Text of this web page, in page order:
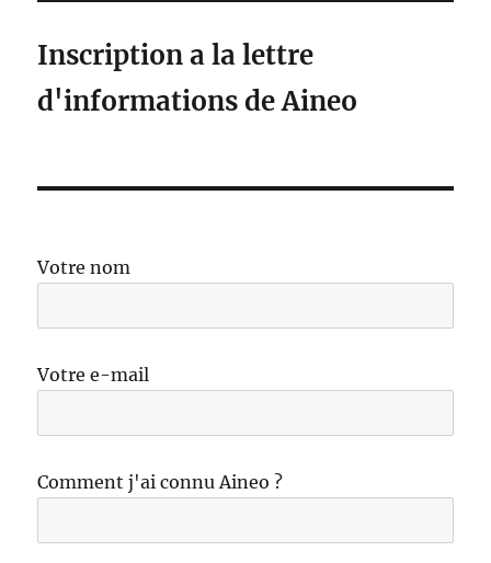
Inscription a la lettre
d'informations de Aineo
Votre nom
Votre e-mail
Comment j'ai connu Aineo ?